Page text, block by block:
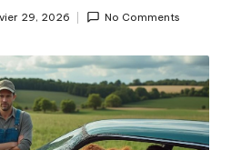
29, 2026 No Comments